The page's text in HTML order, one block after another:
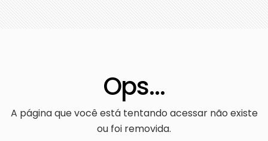
Ops...
A página que você está tentando acessar não existe
ou foi removida.